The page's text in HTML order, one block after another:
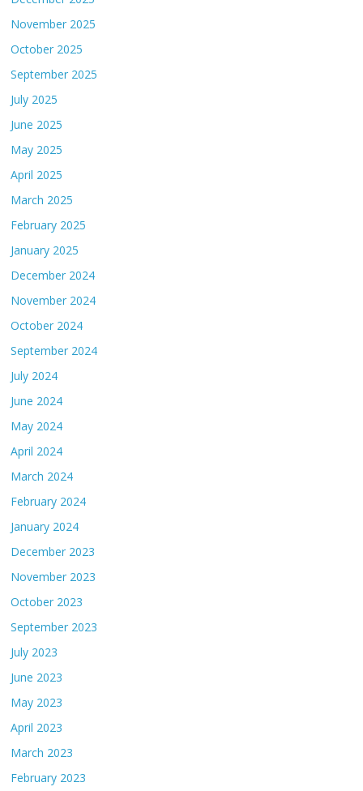
November 2025
October 2025
September 2025
July 2025
June 2025
May 2025
April 2025
March 2025
February 2025
January 2025
December 2024
November 2024
October 2024
September 2024
July 2024
June 2024
May 2024
April 2024
March 2024
February 2024
January 2024
December 2023
November 2023
October 2023
September 2023
July 2023
June 2023
May 2023
April 2023
March 2023
February 2023